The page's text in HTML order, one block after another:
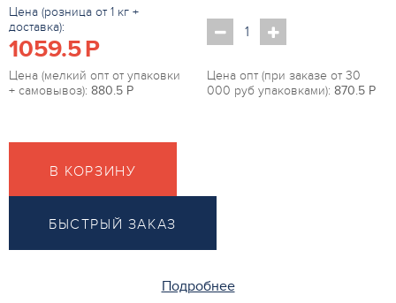
Цена (розница от 1 кг +
доставка):
1059.5P
Цена (мелкий опт от упаковки
+ самовывоз): 880.5 P
Цена опт (при заказе от 30
000 руб упаковками): 870.5 P
В КОРЗИНУ
БЫСТРЫЙ ЗАКАЗ
Подробнее